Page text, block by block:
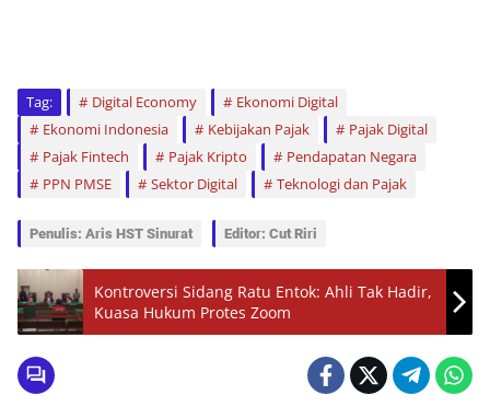
Tag: Digital Economy
Ekonomi Digital
Ekonomi Indonesia
Kebijakan Pajak
Pajak Digital
Pajak Fintech
Pajak Kripto
Pendapatan Negara
PPN PMSE
Sektor Digital Teknologi dan Pajak
Penulis: Aris HST Sinurat Editor: Cut Riri
Kontroversi Sidang Ratu Entok: Ahli Tak Hadir,
Kuasa Hukum Protes Zoom